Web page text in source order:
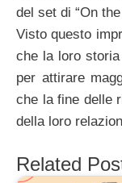
del set di “On the
Visto questo
che la loro
per attirare
che la fine delle
della loro
Related